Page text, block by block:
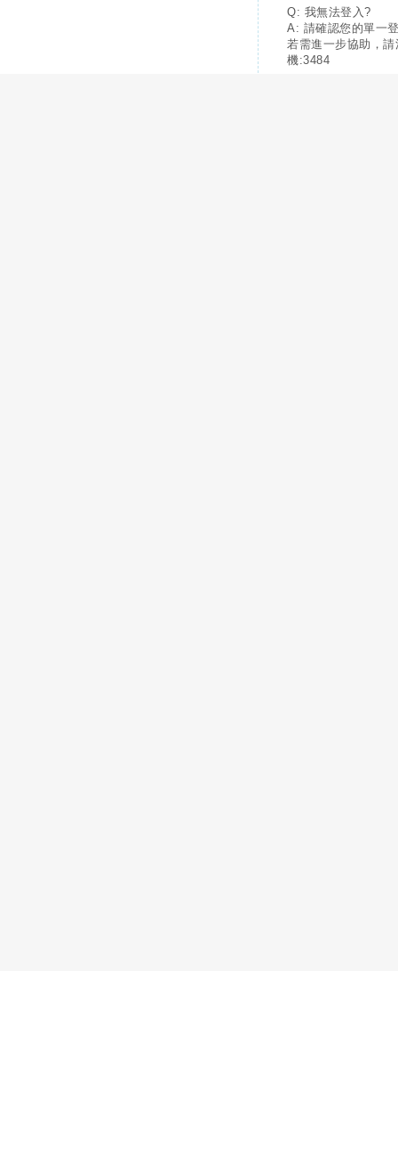
Q: 我無法登入?
A: 請確認您的單一
若需進一步協助，
機:3484